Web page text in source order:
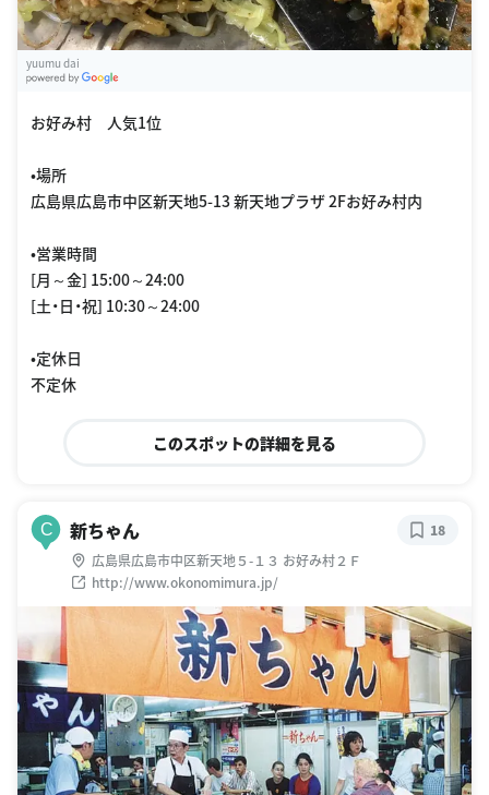
yuumu dai
お好み村 人気1位
•場所
広島県広島市中区新天地5-13 新天地プラザ 2Fお好み村内
•営業時間
[月～金] 15:00～24:00
[土・日・祝] 10:30～24:00
•定休日
不定休
このスポットの詳細を見る
C 新ちゃん
広島県広島市中区新天地５-１３ お好み村２Ｆ
http://www.okonomimura.jp/
18